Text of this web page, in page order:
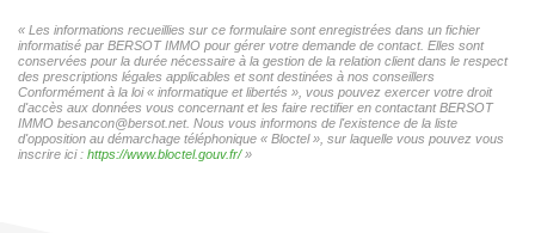
« Les informations recueillies sur ce formulaire sont enregistrées dans un fichier
informatisé par BERSOT IMMO pour gérer votre demande de contact. Elles sont
conservées pour la durée nécessaire à la gestion de la relation client dans le respect
des prescriptions légales applicables et sont destinées à nos conseillers
Conformément à la loi « informatique et libertés », vous pouvez exercer votre droit
d'accès aux données vous concernant et les faire rectifier en contactant BERSOT
IMMO besancon@bersot.net. Nous vous informons de l'existence de la liste
d'opposition au démarchage téléphonique « Bloctel », sur laquelle vous pouvez vous
inscrire ici : https://www.bloctel.gouv.fr/»